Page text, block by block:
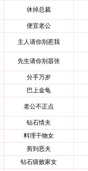
休掉总裁
便宜老公
主人请你别惹我
先生请你别嚣张
分手万岁
巴上金龟
老公不正点
钻石情夫
料理干物女
剪到恶夫
钻石级败家女